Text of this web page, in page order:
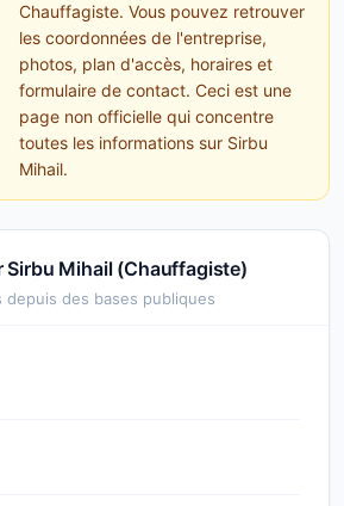
Chauffagiste. Vous pouvez retrouver
les coordonnées de l'entreprise,
photos, plan d'accès, horaires et
formulaire de contact. Ceci est une
page non officielle qui concentre
toutes les informations sur Sirbu
Mihail.
Mihail (Chauffagiste)
depuis des bases publiques